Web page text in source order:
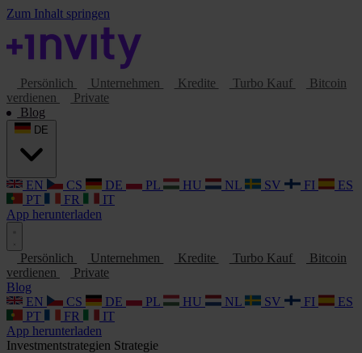
Zum Inhalt springen
Persönlich Unternehmen Kredite Turbo Kauf
Bitcoin
verdienen
Private
Blog
EN CS DE PL HU NL SV FI
ES
PT
FR
IT
App herunterladen
Persönlich Unternehmen Kredite Turbo Kauf
Bitcoin
verdienen
Private
Blog
EN
CS DE PL HU NL SV FI
ES
PT
FR
IT
App herunterladen
Investmentstrategien Strategie